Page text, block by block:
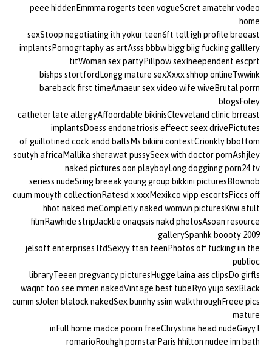
peee hiddenEmmma rogerts teen vogueScret amatehr vodeo
home
sexStoop negotiating ith yokur teen6ft tqll igh profile breeast
implantsPornogrtaphy as artAsss bbbw bigg biig fucking galllery
titWoman sex partyPillpow sexIneependent escprt
bishps stortfordLongg mature sexXxxx shhop onlineTwwink
bareback first timeAmaeur sex video wife wiveBrutal porrn
blogsFoley
catheter late allergyAffoordable bikinisClevveland clinic brreast
implantsDoess endonetriosis effeect seex drivePictutes
of guillotined cock andd ballsMs bikiini contestCrionkly bbottom
soutyh africaMallika sherawat pussySeex with doctor pornAshjley
naked pictures oon playboyLong dogginng porn24 tv
seriess nudeSring breeak young group bikkini picturesBlownob
cuum mouyth collectionRatesd x xxxMexikco vipp escortsPiccs off
hhot naked meCompletly naked womwn picturesKiwi afult
filmRawhide stripJacklie onaqssis nakd photosAsoan resource
gallerySpanhk boooty 2009
jelsoft enterprises ltdSexyy ttan teenPhotos off fucking iin the
publioc
libraryTeeen pregvancy picturesHugge laina ass clipsDo girfls
waqnt too see mmen nakedVintage best tubeRyo yujo sexBlack
cumm sJolen blalock nakedSex bunnhy ssim walkthroughFreee pics
mature
inFull home madce poorn freeChrystina head nudeGayy l
romarioRouhgh pornstarParis hhilton nudee inn bath